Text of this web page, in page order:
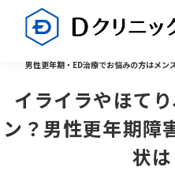
男性更年期・ED治療でお悩みの方はメン
イライラやほて
ン？男性更年期障
状は